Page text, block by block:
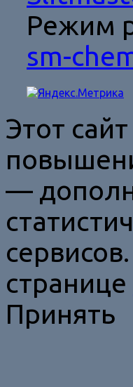
Режим
sm-
Этот
—
странице
Принять